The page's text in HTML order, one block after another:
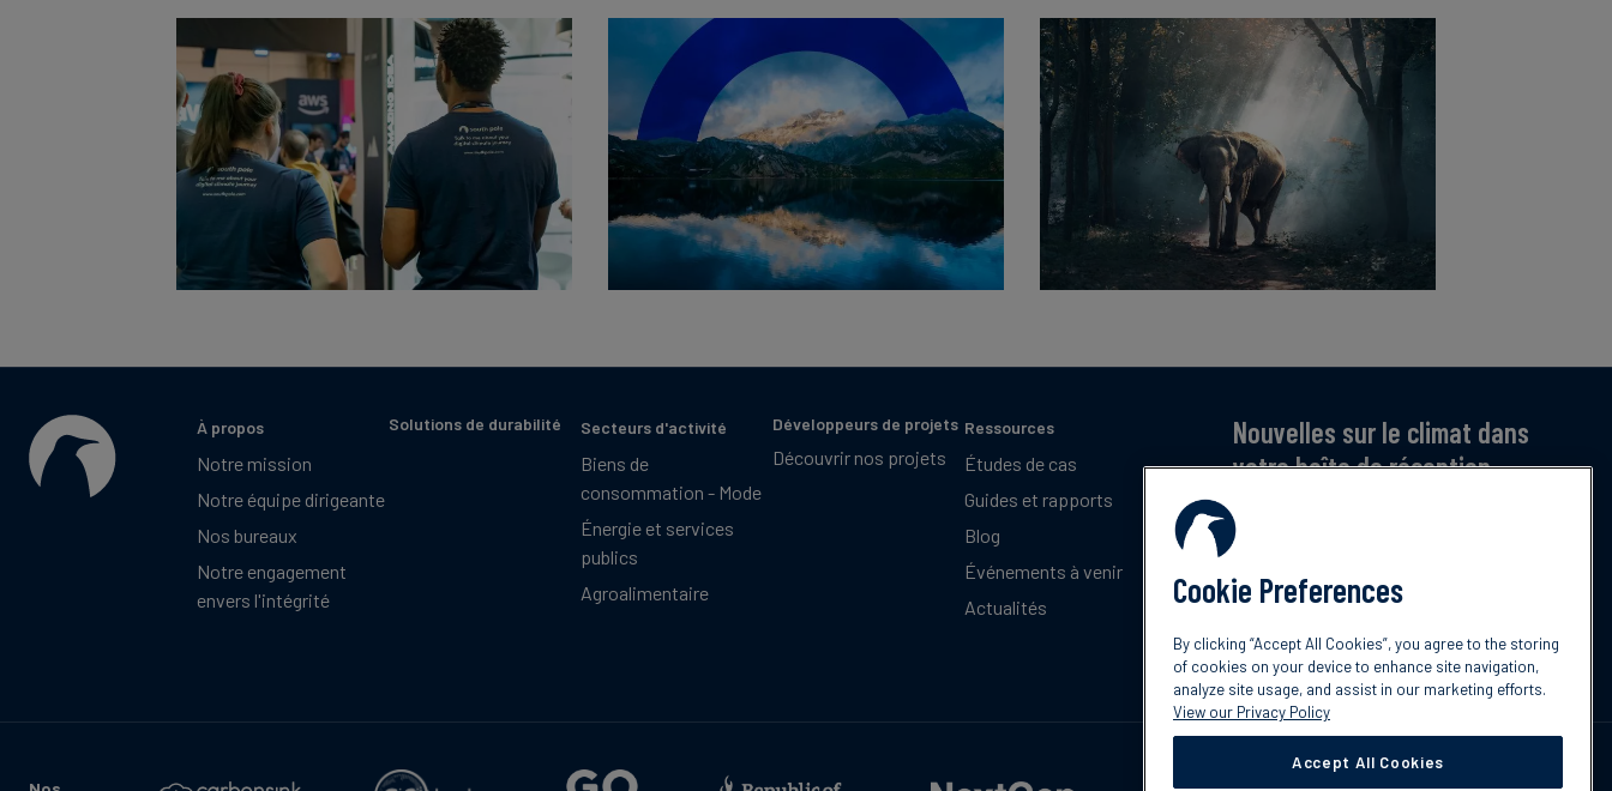
À propos
Notre mission
Notre équipe dirigeante
Nos bureaux
Notre engagement
envers l'intégrité
Solutions de durabilité Secteurs d'activité
Biens de
consommation - Mode
Énergie et services
publics
Agroalimentaire
Développeurs de projets
Découvrir nos projets
Ressources
Études de cas
Guides et rapports
Blog
Événements à venir
Actualités
Nouvelles sur le climat dans
votre boîte de réception
Inscrivez-vous pour recevoir notre bulletin
mensuel gratuit sur les dernières tendances,
Abonnez-vous
Cookie Preferences
By clicking “Accept All Cookies”, you agree to the storing
of cookies on your device to enhance site navigation,
analyze site usage, and assist in our marketing efforts.
View our Privacy Policy
Accept All Cookies